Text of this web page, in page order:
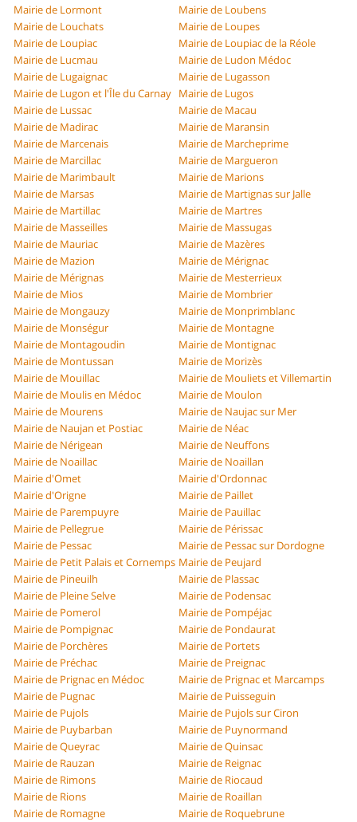
Mairie de Lormont
Mairie de Loubens
Mairie de Louchats
Mairie de Loupes
Mairie de Loupiac
Mairie de Loupiac de la Réole
Mairie de Lucmau
Mairie de Ludon Médoc
Mairie de Lugaignac
Mairie de Lugasson
Mairie de Lugon et l'Île du Carnay Mairie de Lugos
Mairie de Lussac
Mairie de Macau
Mairie de Madirac
Mairie de Maransin
Mairie de Marcenais
Mairie de Marcheprime
Mairie de Marcillac
Mairie de Margueron
Mairie de Marimbault
Mairie de Marions
Mairie de Marsas
Mairie de Martignas sur Jalle
Mairie de Martillac
Mairie de Martres
Mairie de Masseilles
Mairie de Massugas
Mairie de Mauriac
Mairie de Mazères
Mairie de Mazion
Mairie de Mérignac
Mairie de Mérignas
Mairie de Mesterrieux
Mairie de Mios
Mairie de Mombrier
Mairie de Mongauzy
Mairie de Monprimblanc
Mairie de Monségur
Mairie de Montagne
Mairie de Montagoudin
Mairie de Montignac
Mairie de Montussan
Mairie de Morizès
Mairie de Mouillac
Mairie de Mouliets et Villemartin
Mairie de Moulis en Médoc
Mairie de Moulon
Mairie de Mourens
Mairie de Naujac sur Mer
Mairie de Naujan et Postiac
Mairie de Néac
Mairie de Nérigean
Mairie de Neuffons
Mairie de Noaillac
Mairie de Noaillan
Mairie d'Omet
Mairie d'Ordonnac
Mairie d'Origne
Mairie de Paillet
Mairie de Parempuyre
Mairie de Pauillac
Mairie de Pellegrue
Mairie de Périssac
Mairie de Pessac
Mairie de Pessac sur Dordogne
Mairie de Petit Palais et Cornemps Mairie de Peujard
Mairie de Pineuilh
Mairie de Plassac
Mairie de Pleine Selve
Mairie de Podensac
Mairie de Pomerol
Mairie de Pompéjac
Mairie de Pompignac
Mairie de Pondaurat
Mairie de Porchères
Mairie de Portets
Mairie de Préchac
Mairie de Preignac
Mairie de Prignac en Médoc
Mairie de Prignac et Marcamps
Mairie de Pugnac
Mairie de Puisseguin
Mairie de Pujols
Mairie de Pujols sur Ciron
Mairie de Puybarban
Mairie de Puynormand
Mairie de Queyrac
Mairie de Quinsac
Mairie de Rauzan
Mairie de Reignac
Mairie de Rimons
Mairie de Riocaud
Mairie de Rions
Mairie de Roaillan
Mairie de Romagne
Mairie de Roquebrune